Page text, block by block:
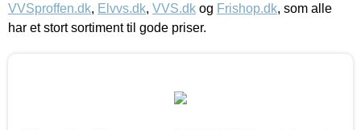
VVSproffen.dk, Elvvs.dk, VVS.dk og Frishop.dk, som alle
har et stort sortiment til gode priser.